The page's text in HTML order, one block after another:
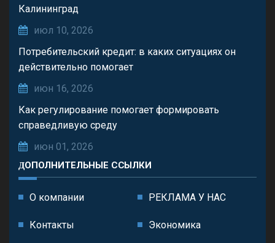
Калининград
июл 10, 2026
Потребительский кредит: в каких ситуациях он
действительно помогает
июн 16, 2026
Как регулирование помогает формировать
справедливую среду
июн 01, 2026
ДОПОЛНИТЕЛЬНЫЕ ССЫЛКИ
О компании РЕКЛАМА У НАС
Контакты Экономика